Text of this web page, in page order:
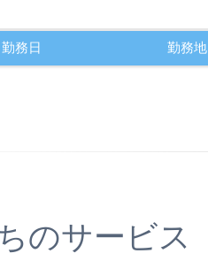
勤務日 勤務地
のサービス